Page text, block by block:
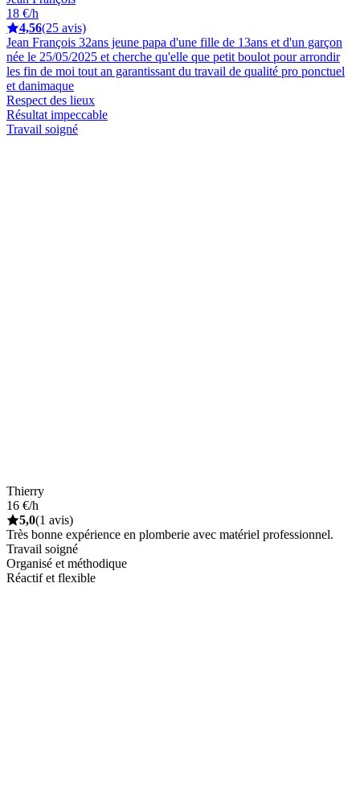
18 €/h
4,56(25 avis)
Jean François 32ans jeune papa d'une fille de 13ans et d'un garçon
née le 25/05/2025 et cherche qu'elle que petit boulot pour arrondir
les fin de moi tout an garantissant du travail de qualité pro ponctuel
et danimaque
Respect des lieux
Résultat impeccable
Travail soigné
Thierry
16 €/h
5,0(1 avis)
Très bonne expérience en plomberie avec matériel professionnel.
Travail soigné
Organisé et méthodique
Réactif et flexible